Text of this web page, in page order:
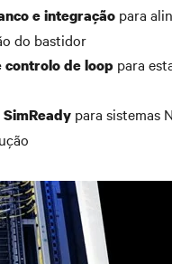
e integração para
do bastidor
controlo de loop para
para sistemas